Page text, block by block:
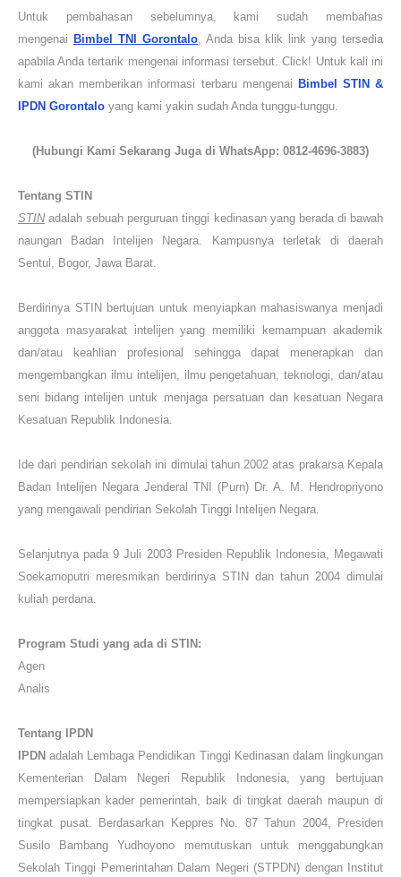
Untuk pembahasan sebelumnya, kami sudah membahas
mengenai Bimbel TNI Gorontalo, Anda bisa klik link yang tersedia
apabila Anda tertarik mengenai informasi tersebut. Click! Untuk kali ini
kami akan memberikan informasi terbaru mengenai Bimbel STIN &
IPDN Gorontalo yang kami yakin sudah Anda tunggu-tunggu.
(Hubungi Kami Sekarang Juga di WhatsApp: 0812-4696-3883)
Tentang STIN
STINadalah sebuah perguruan tinggi kedinasan yang berada di bawah
naungan Badan Intelijen Negara. Kampusnya terletak di daerah
Sentul, Bogor, Jawa Barat.
Berdirinya STIN bertujuan untuk menyiapkan mahasiswanya menjadi
anggota masyarakat intelijen yang memiliki kemampuan akademik
dan/atau keahlian profesional sehingga dapat menerapkan dan
mengembangkan ilmu intelijen, ilmu pengetahuan, teknologi, dan/atau
seni bidang intelijen untuk menjaga persatuan dan kesatuan Negara
Kesatuan Republik Indonesia.
Ide dari pendirian sekolah ini dimulai tahun 2002 atas prakarsa Kepala
Badan Intelijen Negara Jenderal TNI (Purn) Dr. A. M. Hendropriyono
yang mengawali pendirian Sekolah Tinggi Intelijen Negara.
Selanjutnya pada 9 Juli 2003 Presiden Republik Indonesia, Megawati
Soekarnoputri meresmikan berdirinya STIN dan tahun 2004 dimulai
kuliah perdana.
Program Studi yang ada di STIN:
Agen
Analis
Tentang
IPDN
IPDN adalah Lembaga Pendidikan Tinggi Kedinasan dalam lingkungan
Kementerian Dalam Negeri Republik Indonesia, yang bertujuan
mempersiapkan kader pemerintah, baik di tingkat daerah maupun di
tingkat pusat. Berdasarkan Keppres No. 87 Tahun 2004, Presiden
Susilo Bambang Yudhoyono memutuskan untuk menggabungkan
Sekolah Tinggi Pemerintahan Dalam Negeri (STPDN) dengan Institut